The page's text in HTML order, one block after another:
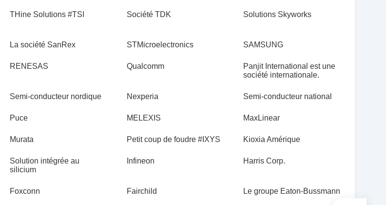
THine Solutions #TSI Société TDK Solutions Skyworks
La société SanRex STMicroelectronics SAMSUNG
RENESAS Qualcomm
Panjit International est une
société internationale.
Semi-conducteur nordique Nexperia Semi-conducteur national
Puce MELEXIS MaxLinear
Murata Petit coup de foudre #IXYS Kioxia Amérique
Solution intégrée au
silicium
Infineon Harris Corp.
Foxconn Fairchild Le groupe Eaton-Bussmann